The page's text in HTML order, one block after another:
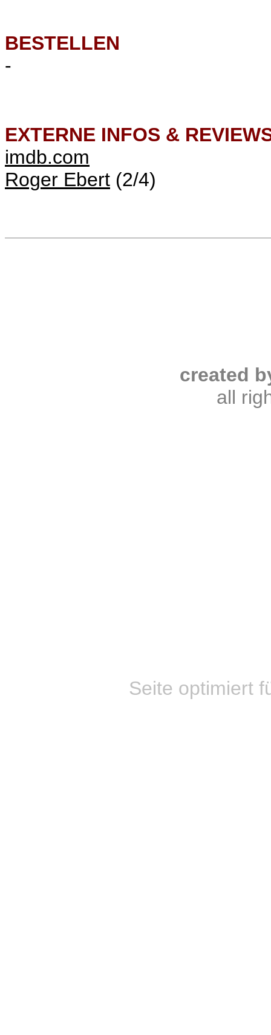
BESTELLEN
-
EXTERNE INFOS &
imdb.com
Roger Ebert (2/4)
created
all
Seite optimiert